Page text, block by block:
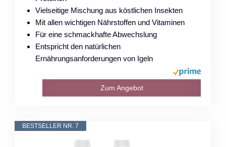
Vielseitige Mischung aus köstlichen Insekten
Mit allen wichtigen Nährstoffen und Vitaminen
Für eine schmackhafte Abwechslung
Entspricht den natürlichen
Ernährungsanforderungen von Igeln
Zum Angebot
BESTSELLER NR. 7